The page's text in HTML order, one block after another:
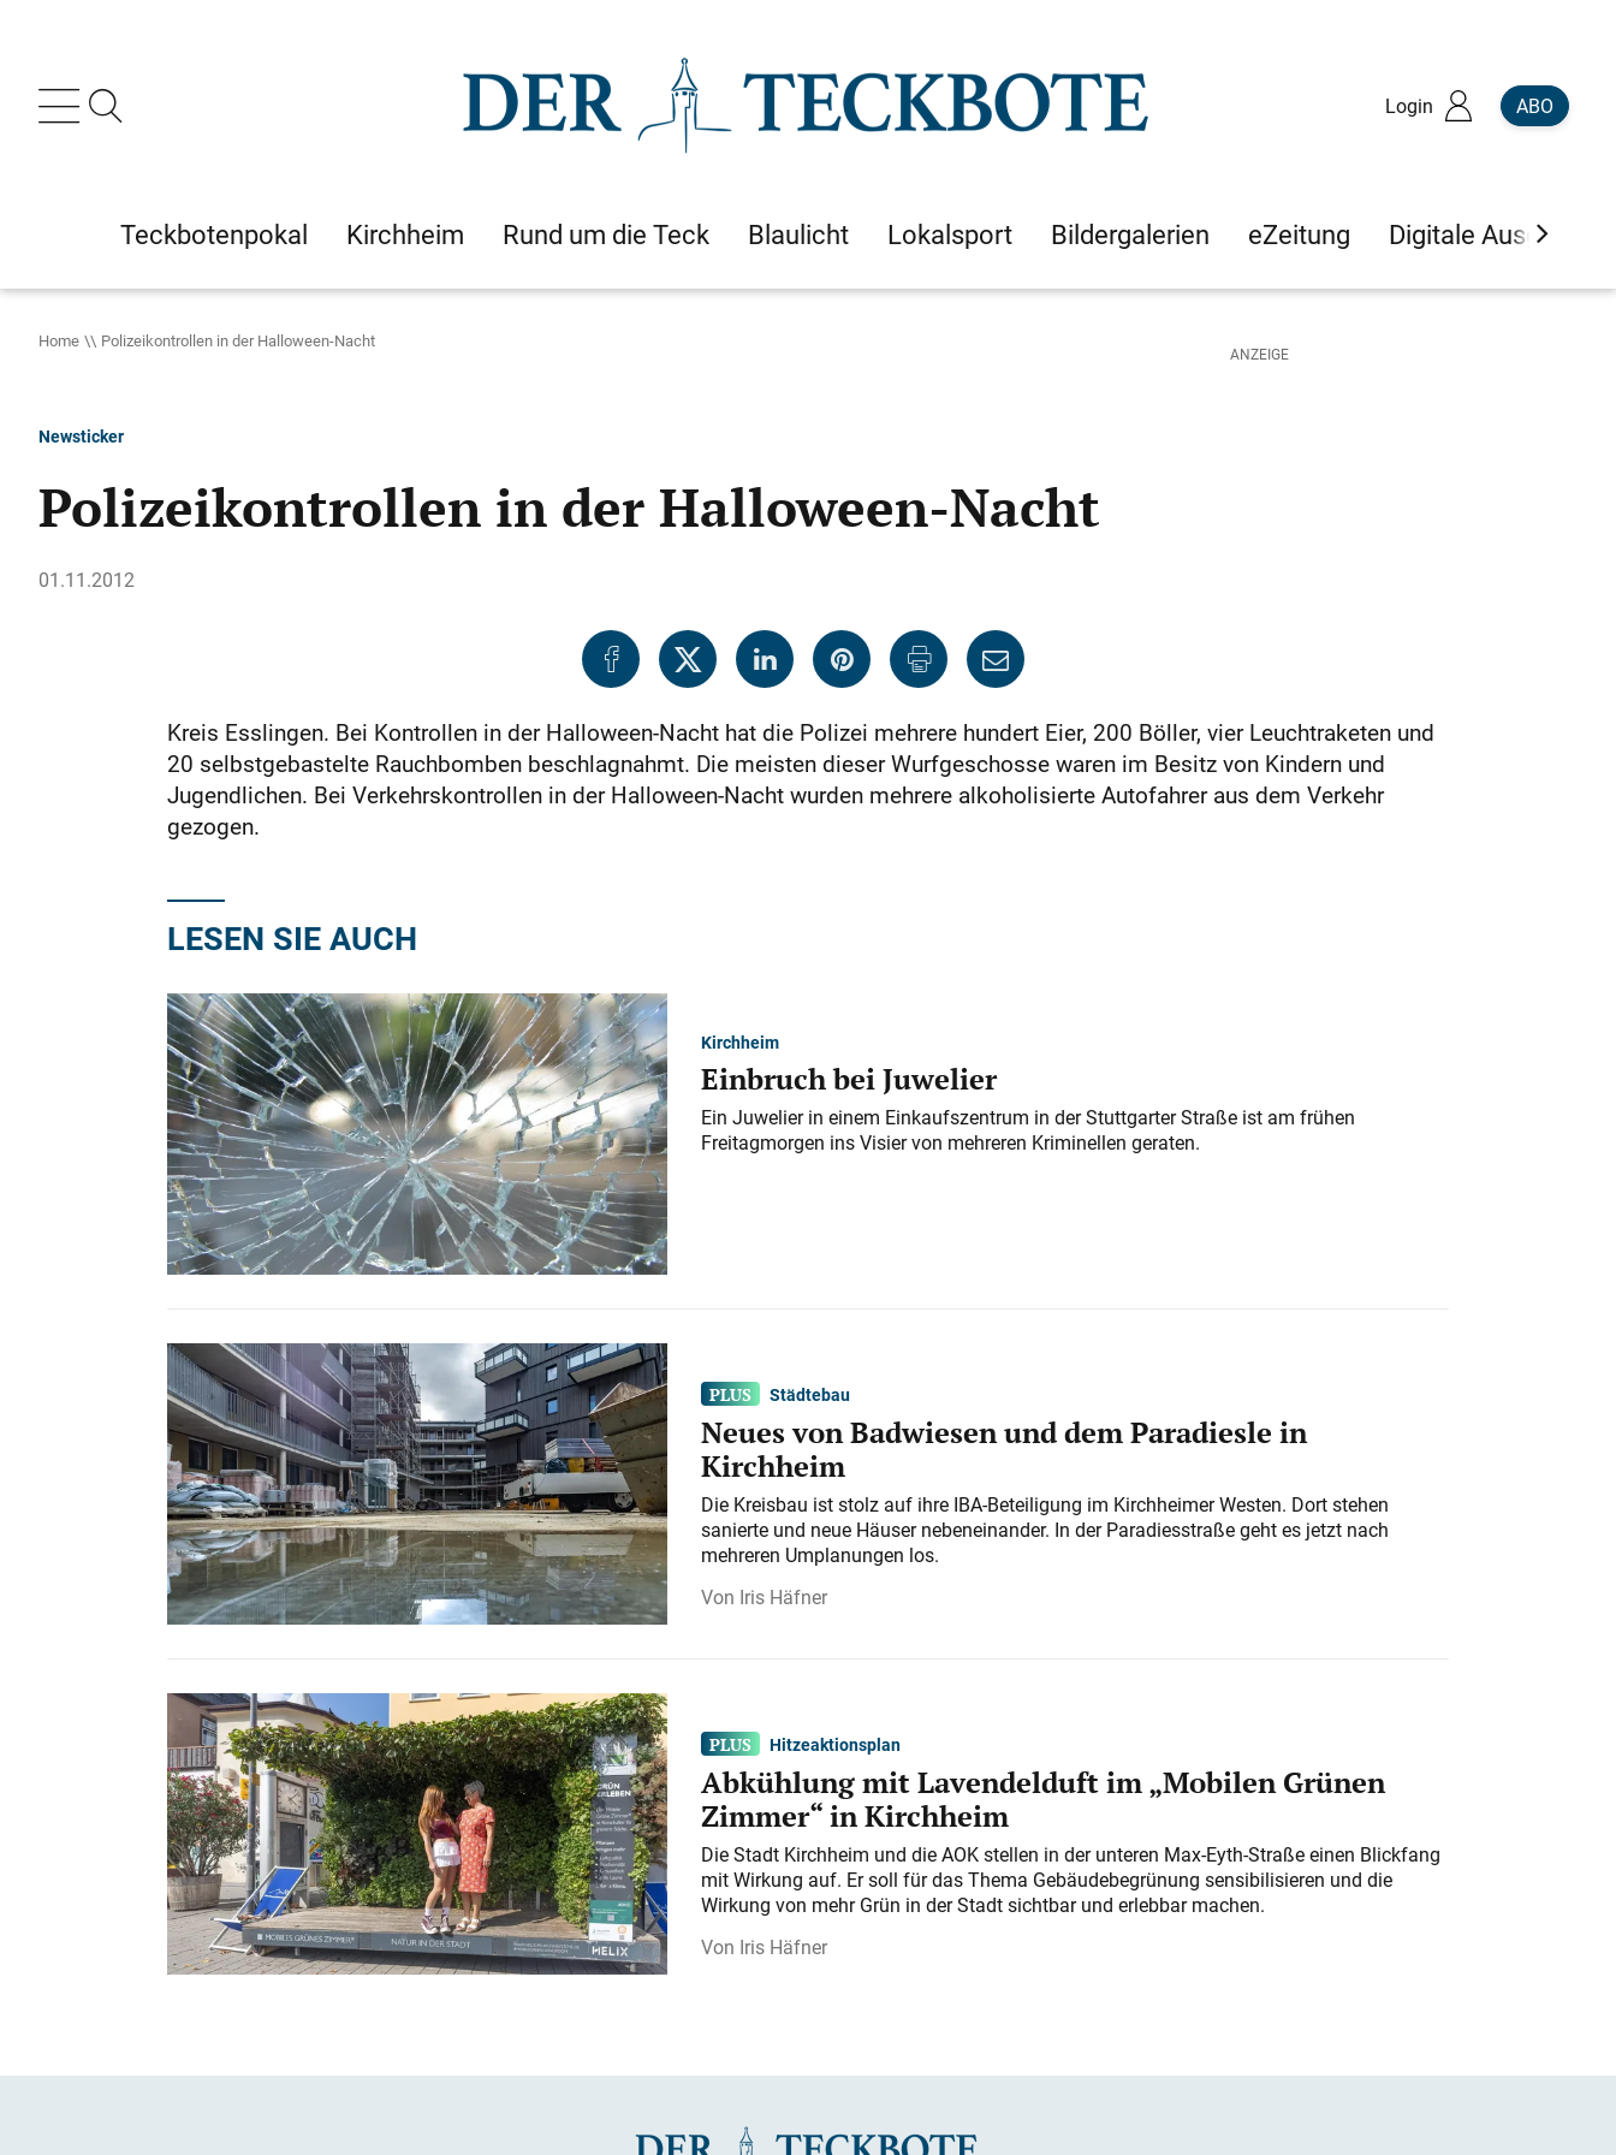
Login ABO
Teckbotenpokal Kirchheim Rund um die Teck Blaulicht Lokalsport Bildergalerien eZeitung Digitale Ausgaben
Home Polizeikontrollen in der Halloween-Nacht
Newsticker
Polizeikontrollen in der Halloween-Nacht
01.11.2012
Kreis Esslingen. Bei Kontrollen in der Halloween-Nacht hat die Polizei mehrere hundert Eier, 200 Böller, vier Leuchtraketen und
20 selbstgebastelte Rauchbomben beschlagnahmt. Die meisten dieser Wurfgeschosse waren im Besitz von Kindern und
Jugendlichen. Bei Verkehrskontrollen in der Halloween-Nacht wurden mehrere alkoholisierte Autofahrer aus dem Verkehr
gezogen.
LESEN SIE AUCH
Kirchheim
Einbruch bei Juwelier
Ein Juwelier in einem Einkaufszentrum in der Stuttgarter Straße ist am frühen
Freitagmorgen ins Visier von mehreren Kriminellen geraten.
Städtebau
Neues von Badwiesen und dem Paradiesle in
Kirchheim
Die Kreisbau ist stolz auf ihre IBA-Beteiligung im Kirchheimer Westen. Dort stehen
sanierte und neue Häuser nebeneinander. In der Paradiesstraße geht es jetzt nach
mehreren Umplanungen los.
Iris Häfner
Hitzeaktionsplan
Abkühlung mit Lavendelduft im „Mobilen Grünen
Zimmer“ in Kirchheim
Die Stadt Kirchheim und die AOK stellen in der unteren Max-Eyth-Straße einen Blickfang
mit Wirkung auf. Er soll für das Thema Gebäudebegrünung sensibilisieren und die
Wirkung von mehr Grün in der Stadt sichtbar und erlebbar machen.
Iris Häfner